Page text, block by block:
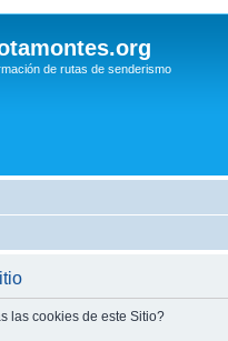
de rutas de senderismo
las cookies de este Sitio?